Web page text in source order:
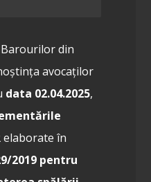
din
avocaților
data 02.04.2025,
elaborate în
2019 pentru